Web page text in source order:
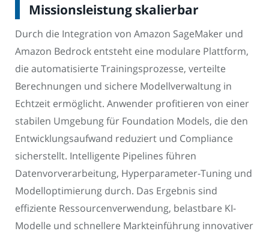
Missionsleistung skalierbar
Durch die Integration von Amazon SageMaker und
Amazon Bedrock entsteht eine modulare Plattform,
die automatisierte Trainingsprozesse, verteilte
Berechnungen und sichere Modellverwaltung in
Echtzeit ermöglicht. Anwender profitieren von einer
stabilen Umgebung für Foundation Models, die den
Entwicklungsaufwand reduziert und Compliance
sicherstellt. Intelligente Pipelines führen
Datenvorverarbeitung, Hyperparameter-Tuning und
Modelloptimierung durch. Das Ergebnis sind
effiziente Ressourcenverwendung, belastbare KI-
Modelle und schnellere Markteinführung innovativer